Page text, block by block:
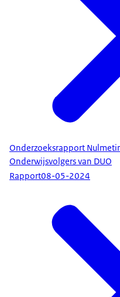
Onderzoeksrapport
Onderwijsvolgers van DUO
Rapport08-05-2024